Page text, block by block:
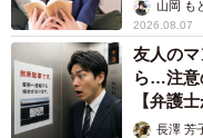
山岡 も
2026.08.07
友人の
ら…注意
【弁護
長澤 芳